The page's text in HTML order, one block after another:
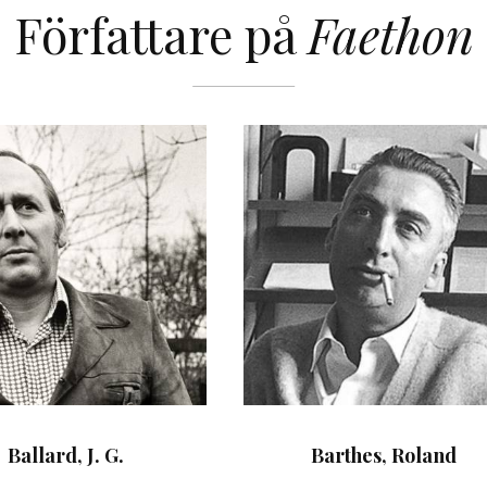
Författare påFaethon
Ballard, J. G. Barthes, Roland